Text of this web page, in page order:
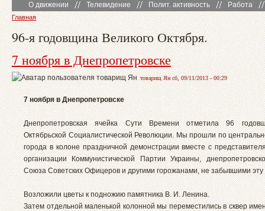
О движении Телевидение Полит. активность Работа
Главная
96-я годовщина Великого Октября.
7 ноября в Днепропетровске
товарищ Ян сб, 09/11/2013 - 00:29
7 ноября в Днепропетровске
Днепропетровская ячейка Сути Времени отметила 96
Октябрьской Социалистической Революции. Мы прошли по
города в колоне праздничной демонстрации вместе с
организации Коммунистической Партии Украины,
Союза Советских Офицеров и другими горожанами, не забывшими эту
Возложили цветы к подножию памятника В. И. Ленина.
Затем отдельной маленькой колонной мы переместились в сквер